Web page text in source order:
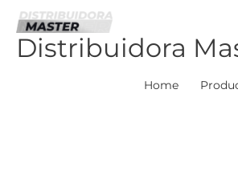
contenido
Distribuidora
Home